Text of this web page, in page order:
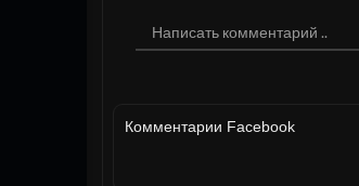
Комментарии Facebook